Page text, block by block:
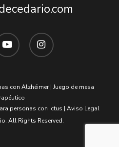
instagram
con Alzhéimer|Juego de mesa
personas con Ictus | Aviso Legal
All Rights Reserved.